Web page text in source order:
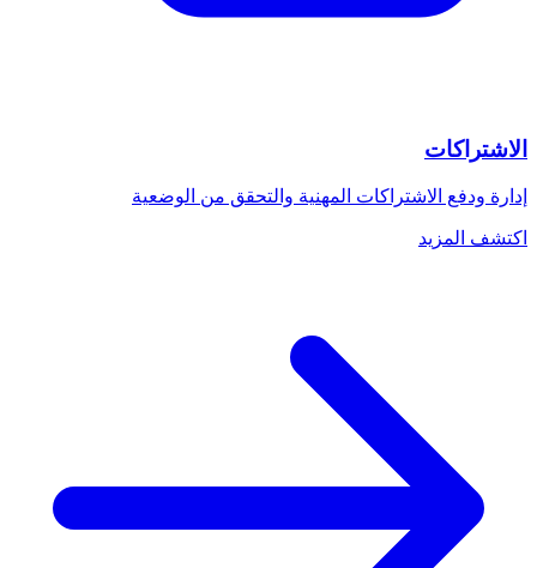
الاشتراكات
إدارة ودفع الاشتراكات المهنية والتحقق من الوضعية
اكتشف المزيد